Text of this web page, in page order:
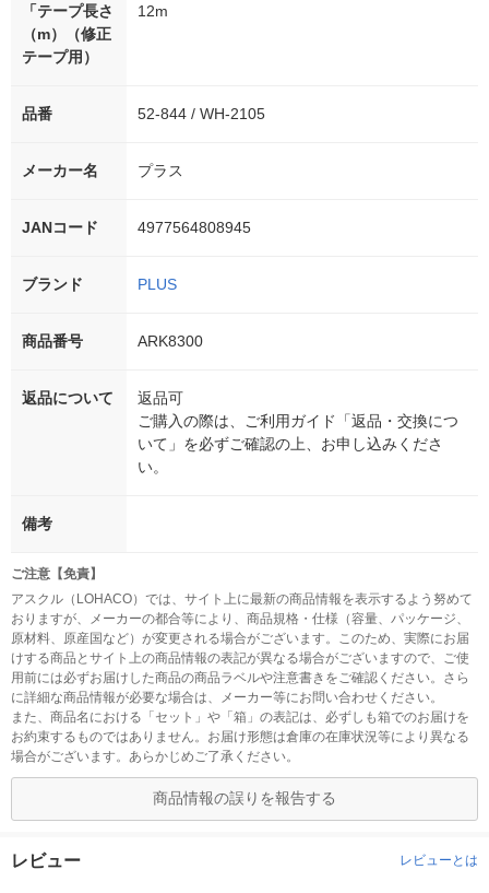
「テープ長さ
（m）（修正
テープ用）
12m
品番 52-844 / WH-2105
メーカー名 プラス
JANコード 4977564808945
ブランド PLUS
商品番号 ARK8300
返品について
返品可
ご購入の際は、ご利用ガイド「返品・交換につ
いて」を必ずご確認の上、お申し込みくださ
い。
備考
ご注意【免責】
アスクル（LOHACO）では、サイト上に最新の商品情報を表示するよう努めて
おりますが、メーカーの都合等により、商品規格・仕様（容量、パッケージ、
原材料、原産国など）が変更される場合がございます。このため、実際にお届
けする商品とサイト上の商品情報の表記が異なる場合がございますので、ご使
用前には必ずお届けした商品の商品ラベルや注意書きをご確認ください。さら
に詳細な商品情報が必要な場合は、メーカー等にお問い合わせください。
また、商品名における「セット」や「箱」の表記は、必ずしも箱でのお届けを
お約束するものではありません。お届け形態は倉庫の在庫状況等により異なる
場合がございます。あらかじめご了承ください。
商品情報の誤りを報告する
レビュー レビューとは